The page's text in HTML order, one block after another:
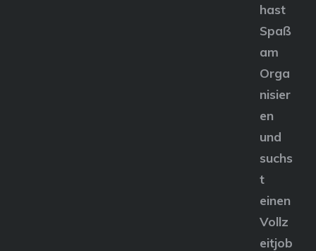
hast
Spaß
am
Orga
nisier
en
und
suchs
t
einen
Vollz
eitjob